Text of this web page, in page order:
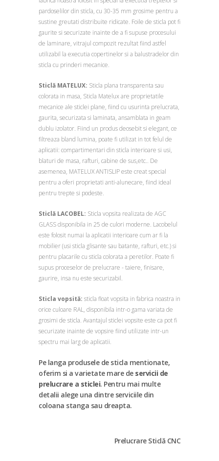
pardoselilor din sticla, cu 30-35 mm grosime pentru a
sustine greutati distribuite ridicate. Foile de sticla pot fi
gaurite si securizate inainte de a fi supuse procesului
de laminare, vitrajul compozit rezultat fiind astfel
utilizabil la executia copertinelor si a balustradelor din
sticla cu prinderi mecanice.
Sticlă MATELUX: Sticla plana transparenta sau
colorata in masa, Sticla Matelux are proprietatile
mecanice ale sticlei plane, fiind cu usurinta prelucrata,
gaurita, securizata si laminata, ansamblata in geam
dublu izolator. Fiind un produs deosebit si elegant, ce
filtreaza bland lumina, poate fi utilizat in tot felul de
aplicatii: compartimentari din sticla interioare si usi,
blaturi de masa, rafturi, cabine de sus,etc.. De
asemenea, MATELUX ANTISLIP este creat special
pentru a oferi proprietati anti-alunecare, fiind ideal
pentru trepte si podeste.
Sticlă LACOBEL: Sticla vopsita realizata de AGC
GLASS disponibila in 25 de culori moderne. Lacobelul
este folosit numai la aplicatii interioare cum ar fi la
mobilier (usi sticla glisante sau batante, rafturi, etc.) si
pentru placarile cu sticla colorata a peretilor. Poate fi
supus proceselor de prelucrare - taiere, finisare,
gaurire, insa nu este securizabil.
Sticla vopsită: sticla float vopsita in fabrica noastra in
orice culoare RAL, disponibila intr-o gama variata de
grosimi de sticla. Avantajul sticlei vopsite este ca pot fi
securizate inainte de vopsire fiind utilizate intr-un
spectru mai larg de aplicatii.
Pe langa produsele de sticla mentionate,
oferim si a varietate mare de servicii de
prelucrare a sticlei. Pentru mai multe
detalii alege una dintre serviciile din
coloana stanga sau dreapta.
Prelucrare Sticlă CNC